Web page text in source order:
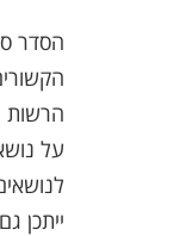
הסדר
הרשות
על
ייתכן